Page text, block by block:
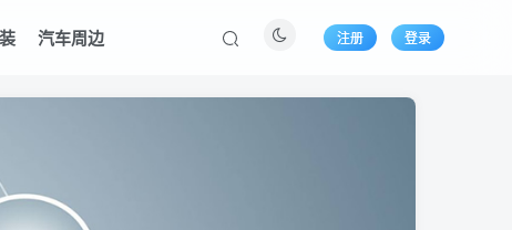
汽车周边 注册 登录